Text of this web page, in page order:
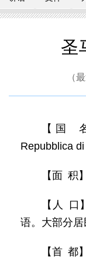
圣
（
【国
Repubblica di
【面 积
【人 口
语。大部分居
【首 都